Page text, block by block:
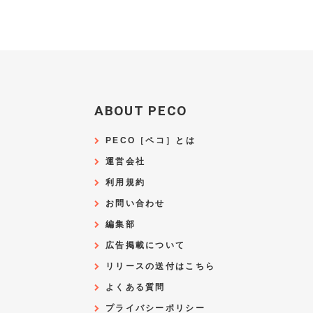
ABOUT PECO
PECO［ペコ］とは
運営会社
利用規約
お問い合わせ
編集部
広告掲載について
リリースの送付はこちら
よくある質問
プライバシーポリシー